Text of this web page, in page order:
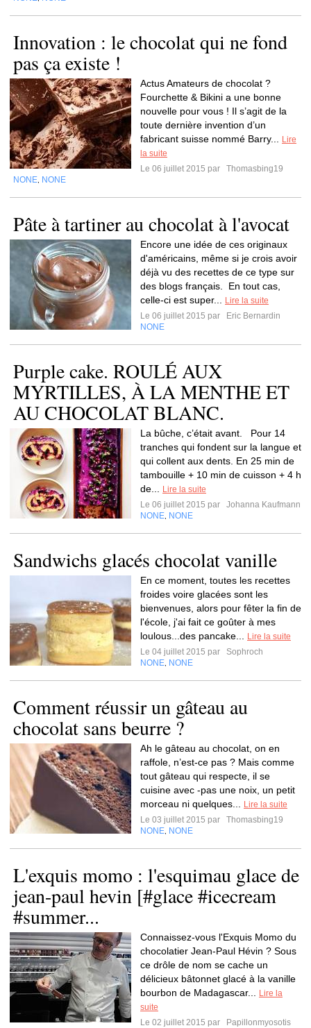
Innovation : le chocolat qui ne fond
pas ça existe !
Actus Amateurs de chocolat ?
Fourchette & Bikini a une bonne
nouvelle pour vous ! Il s’agit de la
toute dernière invention d’un
fabricant suisse nommé Barry...
Lire
la suite
Le 06 juillet 2015 par
Thomasbing19
NONE NONE
Pâte à tartiner au chocolat à l'avocat
Encore une idée de ces originaux
d'américains, même si je crois avoir
déjà vu des recettes de ce type sur
des blogs français. En tout cas,
celle-ci est super...
Lire la suite
Le 06 juillet 2015 par
Eric Bernardin
NONE
Purple cake. ROULÉ AUX
MYRTILLES, À LA MENTHE ET
AU CHOCOLAT BLANC.
La bûche, c’était avant. Pour 14
tranches qui fondent sur la langue et
qui collent aux dents. En 25 min de
tambouille + 10 min de cuisson + 4 h
de...
Lire la suite
Le 06 juillet 2015 par
Johanna Kaufmann
NONE NONE
Sandwichs glacés chocolat vanille
En ce moment, toutes les recettes
froides voire glacées sont les
bienvenues, alors pour fêter la fin de
l'école, j'ai fait ce goûter à mes
loulous...des pancake...
Lire la suite
Le 04 juillet 2015 par
Sophroch
NONE NONE
Comment réussir un gâteau au
chocolat sans beurre ?
Ah le gâteau au chocolat, on en
raffole, n’est-ce pas ? Mais comme
tout gâteau qui respecte, il se
cuisine avec -pas une noix, un petit
morceau ni quelques...
Lire la suite
Le 03 juillet 2015 par
Thomasbing19
NONE NONE
L'exquis momo : l'esquimau glace de
jean-paul hevin [#glace #icecream
#summer...
Connaissez-vous l'Exquis Momo du
chocolatier Jean-Paul Hévin ? Sous
ce drôle de nom se cache un
délicieux bâtonnet glacé à la vanille
bourbon de Madagascar...
Lire la
suite
Le 02 juillet 2015 par
Papillonmyosotis